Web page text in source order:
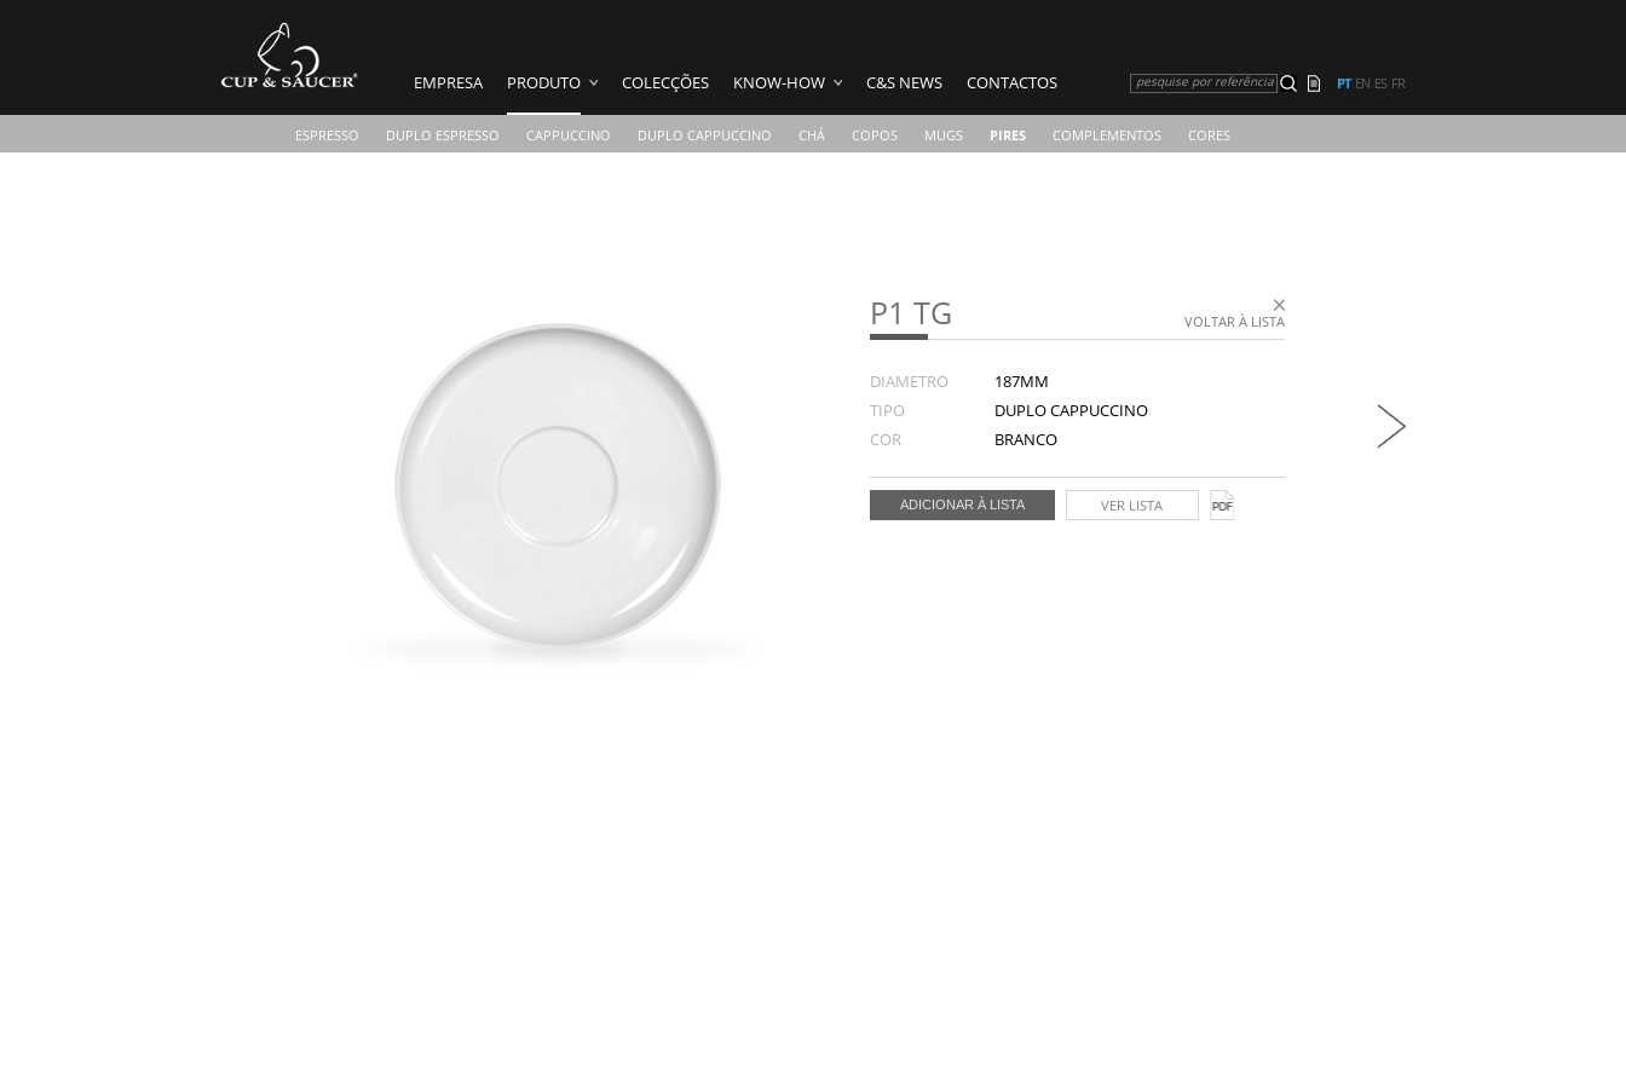
EMPRESA PRODUTO
ESPRESSO DUPLO ESPRESSO CAPPUCCINO DUPLO CAPPUCCINO CHÁ COPOS MUGS PIRES COMPLEMENTOS CORES
COLECÇÕES KNOW-HOW C&S NEWS CONTACTOS pesquise por referência PT EN ES FR
VOLTAR À LISTA
P1 TG
DIAMETRO
187MM
TIPO
DUPLO CAPPUCCINO
COR
BRANCO
VER LISTA